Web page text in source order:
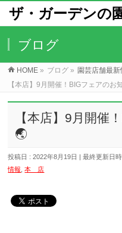
ザ・ガーデンの
ブログ
HOME » ブログ » 園芸店舗最新
【本店】9月開催！BIGフェアのお
【本店】9月開催
🌏
投稿日 : 2022年8月19日 最終更新日
情報 ,本 店